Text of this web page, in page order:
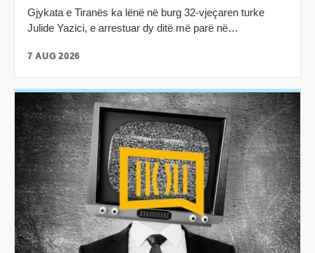
Gjykata e Tiranës ka lënë në burg 32-vjeçaren turke
Julide Yazici, e arrestuar dy ditë më parë në…
7 AUG 2026